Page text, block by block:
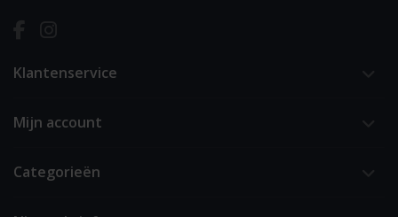
Klantenservice
Mijn account
Categorieën